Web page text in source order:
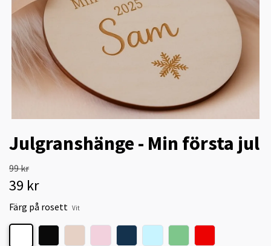
Julgranshänge - Min första jul
99 kr
39 kr
Färg på rosett Vit